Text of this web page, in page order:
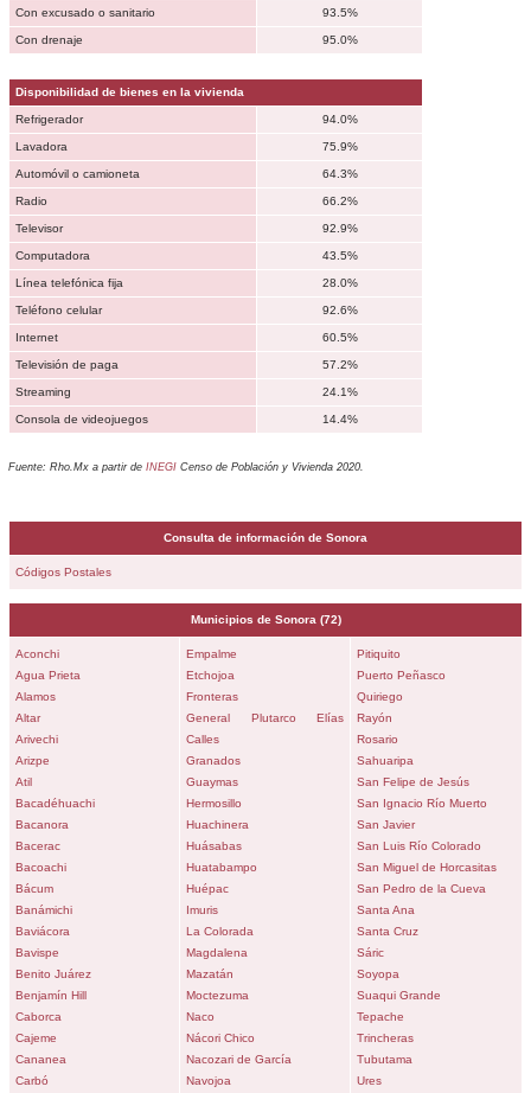
Con excusado o sanitario 93.5%
Con drenaje 95.0%
Disponibilidad de bienes en la vivienda
Refrigerador 94.0%
Lavadora 75.9%
Automóvil o camioneta 64.3%
Radio 66.2%
Televisor 92.9%
Computadora 43.5%
Línea telefónica fija 28.0%
Teléfono celular 92.6%
Internet 60.5%
Televisión de paga 57.2%
Streaming 24.1%
Consola de videojuegos 14.4%
Fuente: Rho.Mx a partir de INEGI Censo de Población y Vivienda 2020.
Consulta de información de Sonora
Códigos Postales
Municipios de Sonora (72)
Aconchi
Agua Prieta
Alamos
Altar
Arivechi
Arizpe
Atil
Bacadéhuachi
Bacanora
Bacerac
Bacoachi
Bácum
Banámichi
Baviácora
Bavispe
Benito Juárez
Benjamín Hill
Caborca
Cajeme
Cananea
Carbó
Empalme
Etchojoa
Fronteras
General Plutarco Elías
Calles
Granados
Guaymas
Hermosillo
Huachinera
Huásabas
Huatabampo
Huépac
Imuris
La Colorada
Magdalena
Mazatán
Moctezuma
Naco
Nácori Chico
Nacozari de García
Navojoa
Pitiquito
Puerto Peñasco
Quiriego
Rayón
Rosario
Sahuaripa
San Felipe de Jesús
San Ignacio Río Muerto
San Javier
San Luis Río Colorado
San Miguel de Horcasitas
San Pedro de la Cueva
Santa Ana
Santa Cruz
Sáric
Soyopa
Suaqui Grande
Tepache
Trincheras
Tubutama
Ures